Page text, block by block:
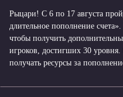
Рыцари! С 6 по 17 августа
длительное пополнение
чтобы получить
игроков, достигших 30
получать ресурсы за